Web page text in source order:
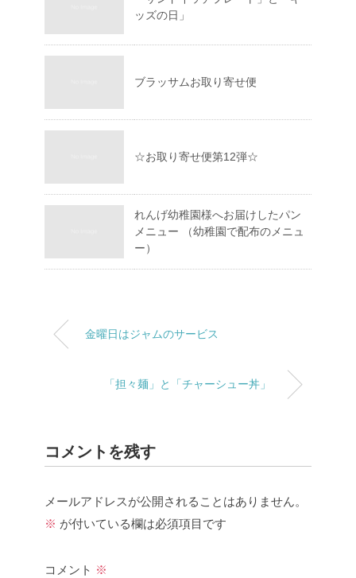
ッズの日」
ブラッサムお取り寄せ便
☆ お取り寄せ便第12弾☆
れんげ幼稚園様へお届けしたパン
メニュー （幼稚園で配布のメニュ
ー）
金曜日はジャムのサービス
「担々麺」と「チャーシュー丼」
コメントを残す
メールアドレスが公開されることはありません。
※ が付いている欄は必須項目です
コメント ※